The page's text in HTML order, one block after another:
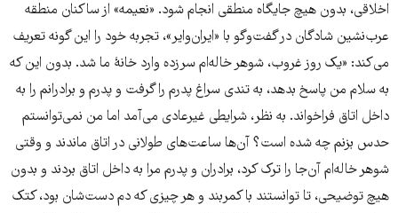
اخلاقی، بدون هیچ جایگاه منطقی انجام شود. «نعیمه» از ساکنان منطقه
عرب‌نشین شادگان در گفت‌و‌گو با «ایران‌وایر»، تجربه خود را این گونه تعریف
می‌کند: «یک روز غروب، شوهر خاله‌ام سرزده وارد خانهٔ ما شد. بدون این که
به سلام من پاسخ بدهد، به تندی سراغ پدرم را گرفت و پدرم و برادرانم را به
داخل اتاق فراخواند. به نظر، شرایطی غیرعادی می‌آمد اما من نمی‌توانستم
حدس بزنم چه شده است؟ آن‌ها ساعت‌های طولانی در اتاق ماندند و وقتی
شوهر خاله‌ام آن‌جا را ترک کرد، برادران و پدرم مرا به داخل اتاق بردند و بدون
هیچ توضیحی، تا توانستند با کمربند و هر چیزی که دم دست‌شان بود، کتک